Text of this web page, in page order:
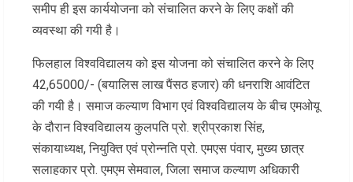
समीप ही इस कार्ययोजना को संचालित करने के लिए कक्षों की
व्यवस्था की गयी है।
फिलहाल विश्वविद्यालय को इस योजना को संचालित करने के लिए
42,65000/- (बयालिस लाख पैंसठ हजार) की धनराशि आवंटित
की गयी है। समाज कल्याण विभाग एवं विश्वविद्यालय के बीच एमओयू
के दौरान विश्वविद्यालय कुलपति प्रो. श्रीप्रकाश सिंह,
संकायाध्यक्ष, नियुक्ति एवं प्रोन्नति प्रो. एमएस पंवार, मुख्य छात्र
सलाहकार प्रो. एमएम सेमवाल, जिला समाज कल्याण अधिकारी